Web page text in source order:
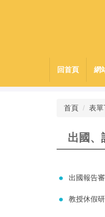
回首頁 網
首頁 表
出國、
出國報告
教授休假